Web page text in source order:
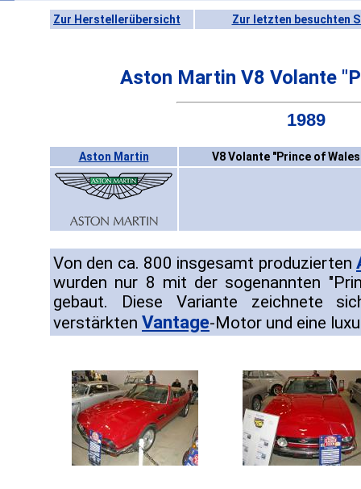
Zur Herstellerübersicht Zur letzten besuchten
Aston Martin V8 Volante
1989
Aston Martin V8 Volante "Prince of
Von den ca. 800 insgesamt produzierten
wurden nur 8 mit der sogenannten
gebaut. Diese Variante zeichnete
verstärkten Vantage-Motor und eine